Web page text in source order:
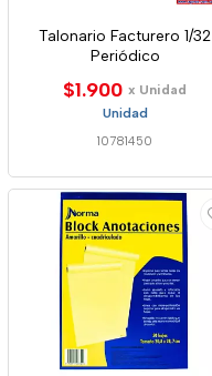
Talonario Facturero 1/32
Periódico
$1.900 x Unidad
Unidad
10781450